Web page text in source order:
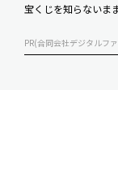
宝くじを知らないま
PR(合同会社デジタルフ